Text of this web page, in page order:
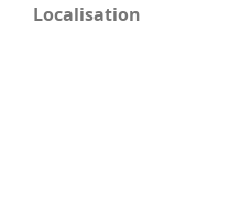
Localisation